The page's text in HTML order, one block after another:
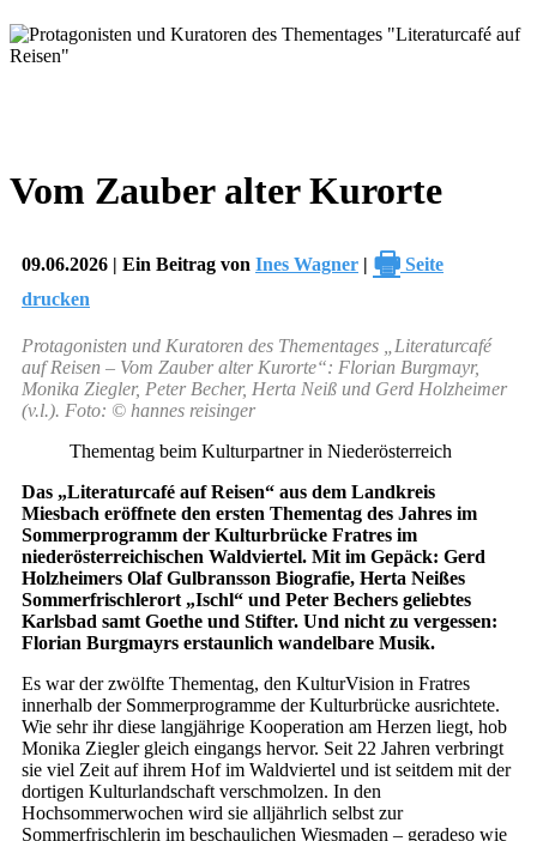
Vom Zauber alter Kurorte
09.06.2026 | Ein Beitrag von Ines Wagner | 🖶 Seite
drucken
Protagonisten und Kuratoren des Thementages „Literaturcafé
auf Reisen – Vom Zauber alter Kurorte“: Florian Burgmayr,
Monika Ziegler, Peter Becher, Herta Neiß und Gerd Holzheimer
(v.l.). Foto: © hannes reisinger
Thementag beim Kulturpartner in Niederösterreich
Das „Literaturcafé auf Reisen“ aus dem Landkreis
Miesbach eröffnete den ersten Thementag des Jahres im
Sommerprogramm der Kulturbrücke Fratres im
niederösterreichischen Waldviertel. Mit im Gepäck: Gerd
Holzheimers Olaf Gulbransson Biografie, Herta Neißes
Sommerfrischlerort „Ischl“ und Peter Bechers geliebtes
Karlsbad samt Goethe und Stifter. Und nicht zu vergessen:
Florian Burgmayrs erstaunlich wandelbare Musik.
Es war der zwölfte Thementag, den KulturVision in Fratres
innerhalb der Sommerprogramme der Kulturbrücke ausrichtete.
Wie sehr ihr diese langjährige Kooperation am Herzen liegt, hob
Monika Ziegler gleich eingangs hervor. Seit 22 Jahren verbringt
sie viel Zeit auf ihrem Hof im Waldviertel und ist seitdem mit der
dortigen Kulturlandschaft verschmolzen. In den
Hochsommerwochen wird sie alljährlich selbst zur
Sommerfrischlerin im beschaulichen Wiesmaden – geradeso wie